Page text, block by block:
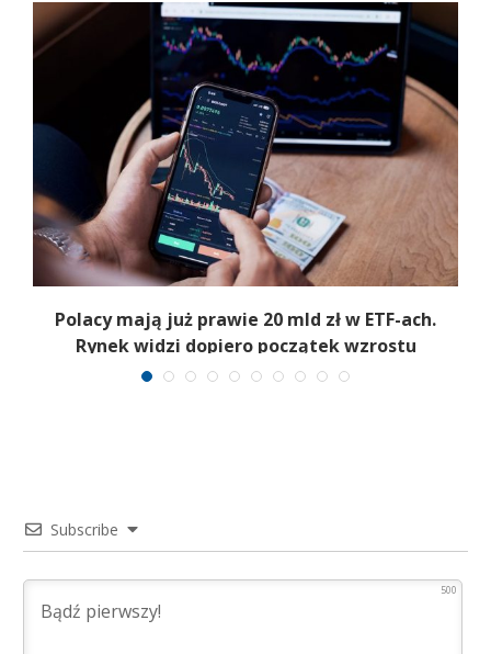
Polacy mają już prawie 20 mld zł w ETF-ach.
Rynek widzi dopiero początek wzrostu
Subscribe
500